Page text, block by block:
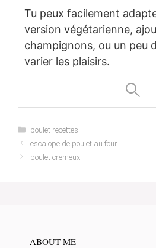
Tu peux facilement
version végétarienne,
champignons, ou un peu
varier les plaisirs.
Categories
poulet recettes
escalope de poulet au four
poulet cremeux
ABOUT ME